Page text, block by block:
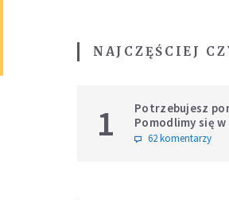
NAJCZĘŚCIEJ
1
Potrzebujesz
Pomodlimy się
intencji
62 komentarzy